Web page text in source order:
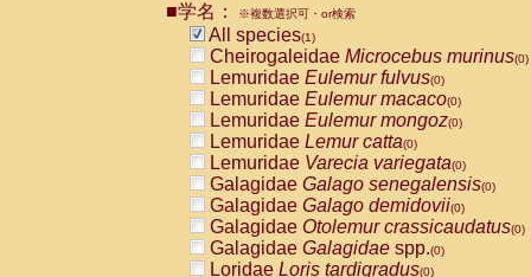
CebidaeCebus nigrivittatus
CebidaeCebus
CebidaeSaimiri boliviensis(0)
CebidaeSaimiri sciureus(0)
AtelidaeAlouatta caraya(0)
AtelidaeAlouatta fusca(0)
AtelidaeAlouatta seniculus
AtelidaeAlouattaspp.(0)
AtelidaeAteles belzebuth(0)
AtelidaeAteles geoffroyi(0)
AtelidaeAteles paniscus(0)
AtelidaeAtelesspp.(0)
Atelidae Lagothrix lagothricha
■学名： ※複数選択可・or検索
All species(1)
Cheirogaleidae Microcebus murinus(0)
Lemuridae Eulemur fulvus(0)
Lemuridae Eulemur macaco(0)
Lemuridae Eulemur mongoz(0)
Lemuridae Lemur catta(0)
Lemuridae Varecia variegata(0)
Galagidae Galago senegalensis(0)
Galagidae Galago demidovii(0)
Galagidae Otolemur crassicaudatus(0)
Galagidae Galagidae spp.(0)
Loridae Loris tardigradus(0)